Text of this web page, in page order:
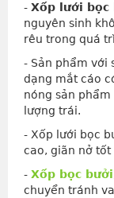
- Xốp lưới bọc
nguyên sinh
rêu trong quá
- Sản phẩm với
dạng mắt cáo
nóng sản
lượng trái.
- Xốp lưới bọc
cao, giãn nở
- Xốp bọc bưởi
chuyển tránh